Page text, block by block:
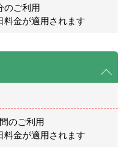
のご利用
金が適用されます
のご利用
金が適用されます